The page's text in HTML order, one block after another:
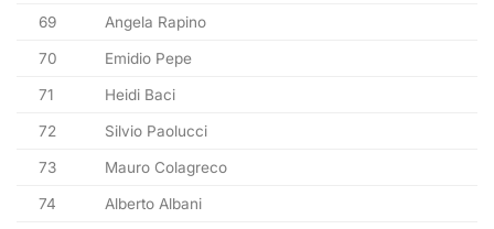
69 Angela Rapino
70 Emidio Pepe
71 Heidi Baci
72 Silvio Paolucci
73 Mauro Colagreco
74 Alberto Albani